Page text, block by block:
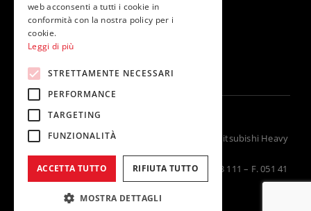
Termal Group, distributore unico in Italia per Mitsubishi Heavy
Industries
Via della Salute 14, 40132 Bologna – T. 051 41 33 111 – F. 051 41
33 112 – P.IVA 02262920370
web acconsenti a tutti i cookie in
conformità con la nostra policy per i
cookie.
Leggi di più
STRETTAMENTE NECESSARI
PERFORMANCE
TARGETING
FUNZIONALITÀ
ACCETTA TUTTO RIFIUTA TUTTO
MOSTRA DETTAGLI